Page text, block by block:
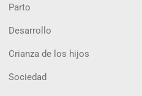
Parto
Desarrollo
Crianza de los hijos
Sociedad